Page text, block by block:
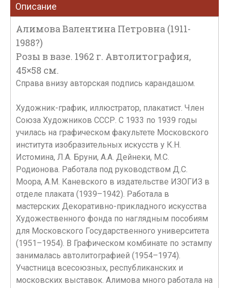
Описание
Алимова Валентина Петровна (1911-
1988?)
Розы в вазе. 1962 г. Автолитография,
45×58 см.
Справа внизу авторская подпись карандашом.
Художник-график, иллюстратор, плакатист. Член
Союза Художников СССР. С 1933 по 1939 годы
училась на графическом факультете Московского
института изобразительных искусств у К.Н.
Истомина, Л.А. Бруни, А.А. Дейнеки, М.С.
Родионова. Работала под руководством Д.С.
Моора, А.М. Каневского в издательстве ИЗОГИЗ в
отделе плаката (1939–1942). Работала в
мастерских Декоративно-прикладного искусства
Художественного фонда по наглядным пособиям
для Московского Государственного университета
(1951–1954). В Графическом комбинате по эстампу
занималась автолитографией (1954–1974).
Участница всесоюзных, республиканских и
московских выставок. Алимова много работала на